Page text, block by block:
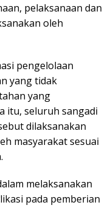
pelaksanaan dan
oleh
pengelolaan
yang tidak
yang
itu, seluruh sangadi
dilaksanakan
masyarakat sesuai
melaksanakan
pada pemberian